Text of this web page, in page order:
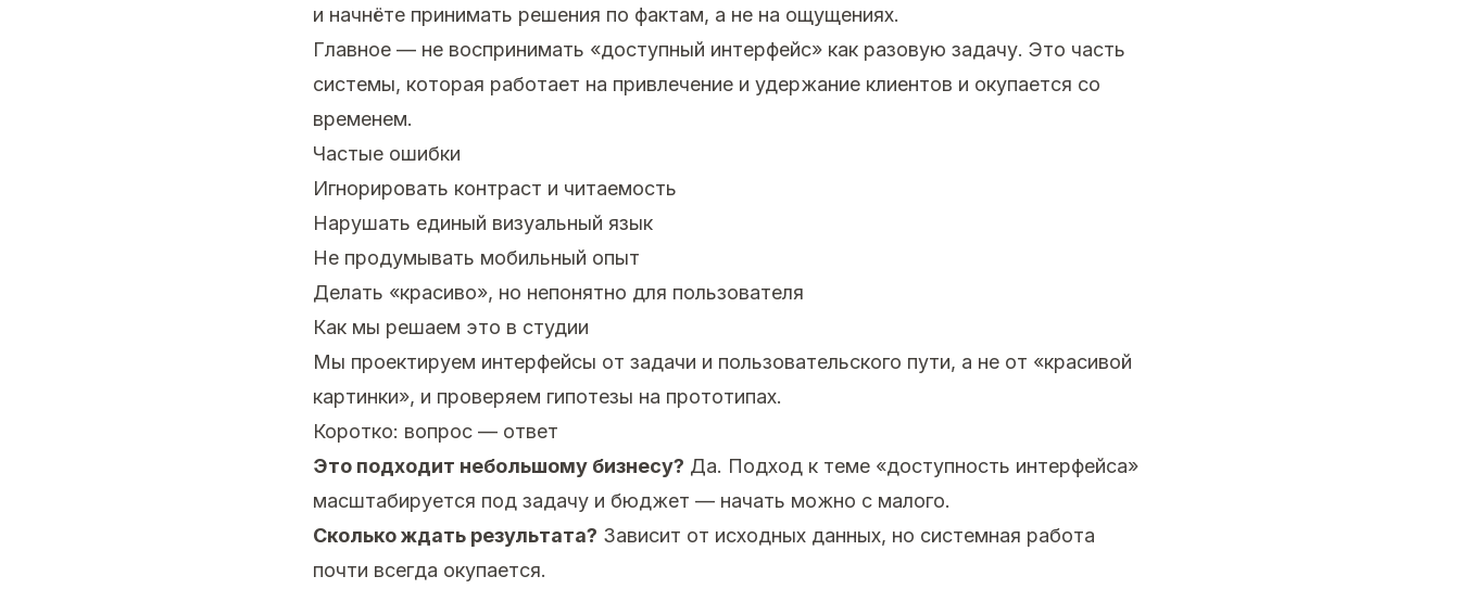
и начнёте принимать решения по фактам, а не на ощущениях.
Главное — не воспринимать «доступный интерфейс» как разовую задачу. Это часть
системы, которая работает на привлечение и удержание клиентов и окупается со
временем.
Частые ошибки
Игнорировать контраст и читаемость
Нарушать единый визуальный язык
Не продумывать мобильный опыт
Делать «красиво», но непонятно для пользователя
Как мы решаем это в студии
Мы проектируем интерфейсы от задачи и пользовательского пути, а не от «красивой
картинки», и проверяем гипотезы на прототипах.
Коротко: вопрос — ответ
Это подходит небольшому бизнесу? Да. Подход к теме «доступность интерфейса»
масштабируется под задачу и бюджет — начать можно с малого.
Сколько ждать результата? Зависит от исходных данных, но системная работа
почти всегда окупается.